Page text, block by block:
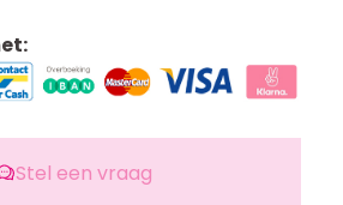
Stel een vraag